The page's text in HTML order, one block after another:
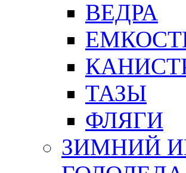
ВЕДРА
ТАЗЫ
ФЛЯГИ
ЗИМНИЙ